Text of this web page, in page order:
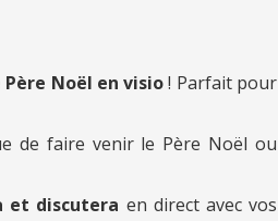
Noël en visio! Parfait pour
de faire venir le Père Noël ou
et discutera en direct avec vos